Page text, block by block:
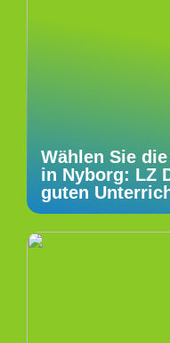
Wählen Sie
in Nyborg: LZ
guten